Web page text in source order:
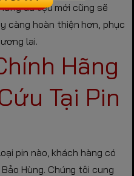
dữ liệu mới cũng sẽ
càng hoàn thiện hơn, phục
lai.
Hãng
Tại Pin
pin nào, khách hàng có
Hùng. Chúng tôi cung